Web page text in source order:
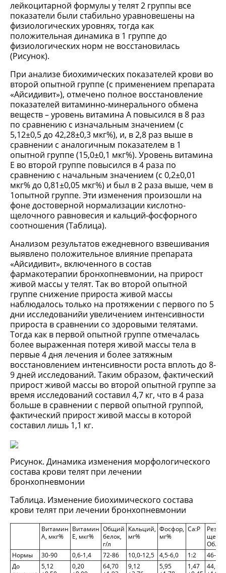
лейкоцитарной формулы у телят 2 группы все
показатели были стабильно уравновешены на
физиологических уровнях, тогда как
положительная динамика в 1 группе до
физиологических норм не восстановилась
(Рисунок).
При анализе биохимических показателей крови во
второй опытной группе (с применением препарата
«Айсидивит»), отмечено полное восстановление
показателей витаминно-минерального обмена
веществ – уровень витамина А повысился в 8 раз
по сравнению с изначальным значением (с
5,12±0,5 до 42,28±0,3 мкг%), и, в 2,8 раз выше в
сравнении с аналогичным показателем в 1
опытной группе (15,0±0,1 мкг%). Уровень витамина
Е во второй группе повысился в 4 раза по
сравнению с начальным значением (с 0,2±0,01
мкг% до 0,81±0,05 мкг%) и был в 2 раза выше, чем в
1опытной группе. Эти изменения произошли на
фоне достоверной нормализации кислотно-
щелочного равновесия и кальций-фосфорного
соотношения (Таблица).
Анализом результатов ежедневного взвешивания
выявлено положительное влияние препарата
«Айсидивит», включенного в состав
фармакотерапии бронхопневмонии, на прирост
живой массы у телят. Так во второй опытной
группе снижение прироста живой массы
наблюдалось только на протяжении с первого по 5
дни исследованийи увеличением интенсивности
прироста в сравнении со здоровыми телятами.
Тогда как в первой опытной группе отмечалась
более выраженная потеря живой массы тела в
первые 4 дня лечения и более затяжным
восстановлением интенсивности роста вплоть до 8-
9 дней исследований. Таким образом, фактический
прирост живой массы во второй опытной группе за
время исследований составил 4,7 кг, что в 4 раза
больше в сравнении с первой опытной группой,
фактический прирост живой массы в которой
составил лишь 1,1 кг.
Рисунок. Динамика изменения морфологического
состава крови телят при лечении
бронхопневмонии
Таблица. Изменение биохимического состава
крови телят при лечении бронхопневмонии
Витамин
А, мкг%
Витамин
Е, мкг%
Общий
белок,
г/л
Кальций,
мг%
Фосфор,
мг%
Ca:P
Об.%
Нормы
30-90 0,6-1,4 72-86 10,0-12,5 4,5-6,0 1:2
46-58
До
5,12
0,20
64,70
9,12
5,95
1,47
44,12